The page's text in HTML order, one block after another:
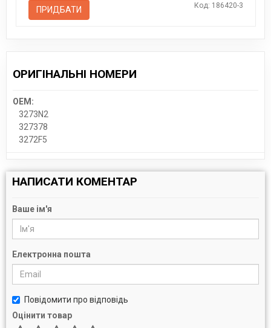
ПРИДБАТИ Код: 186420-3
ОРИГІНАЛЬНІ НОМЕРИ
OEM:
3273N2
327378
3272F5
НАПИСАТИ КОМЕНТАР
Ваше ім'я
Електронна пошта
Повідомити про відповідь
Оцінити товар